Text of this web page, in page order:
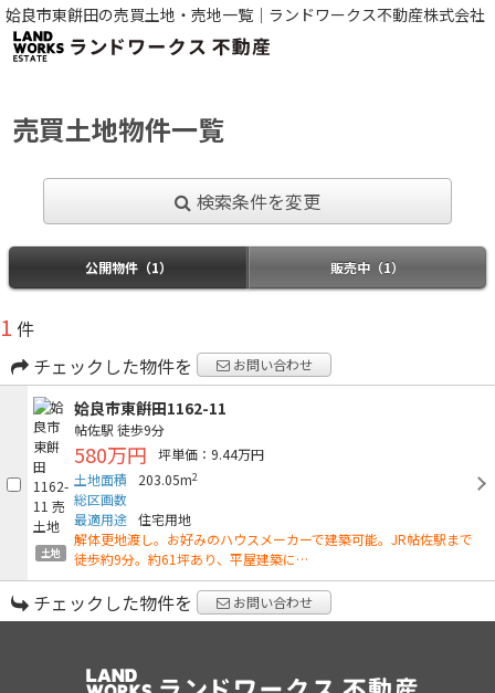
姶良市東餠田の売買土地・売地一覧｜ランドワークス不動産株式会社
売買土地物件一覧
検索条件を変更
公開物件（1） 販売中（1）
1 件
チェックした物件を
お問い合わせ
土地
姶良市東餠田1162-11
帖佐駅 徒歩9分
580万円
坪単価：9.44万円
土地面積
203.05m2
総区画数
最適用途 住宅用地
解体更地渡し。お好みのハウスメーカーで建築可能。JR帖佐駅まで
徒歩約9分。約61坪あり、平屋建築に…
チェックした物件を お問い合わせ